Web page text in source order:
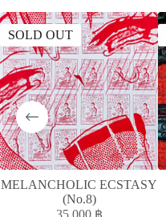
SOLD OUT
MELANCHOLIC ECSTASY
(No.8)
35,000 ฿